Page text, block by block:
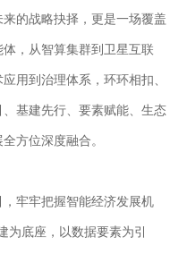
的战略抉择，更是一场覆盖
，从智算集群到卫星互联
用到治理体系，环环相扣、
基建先行、要素赋能、生态
方位深度融合。
牢牢把握智能经济发展机
为底座，以数据要素为引